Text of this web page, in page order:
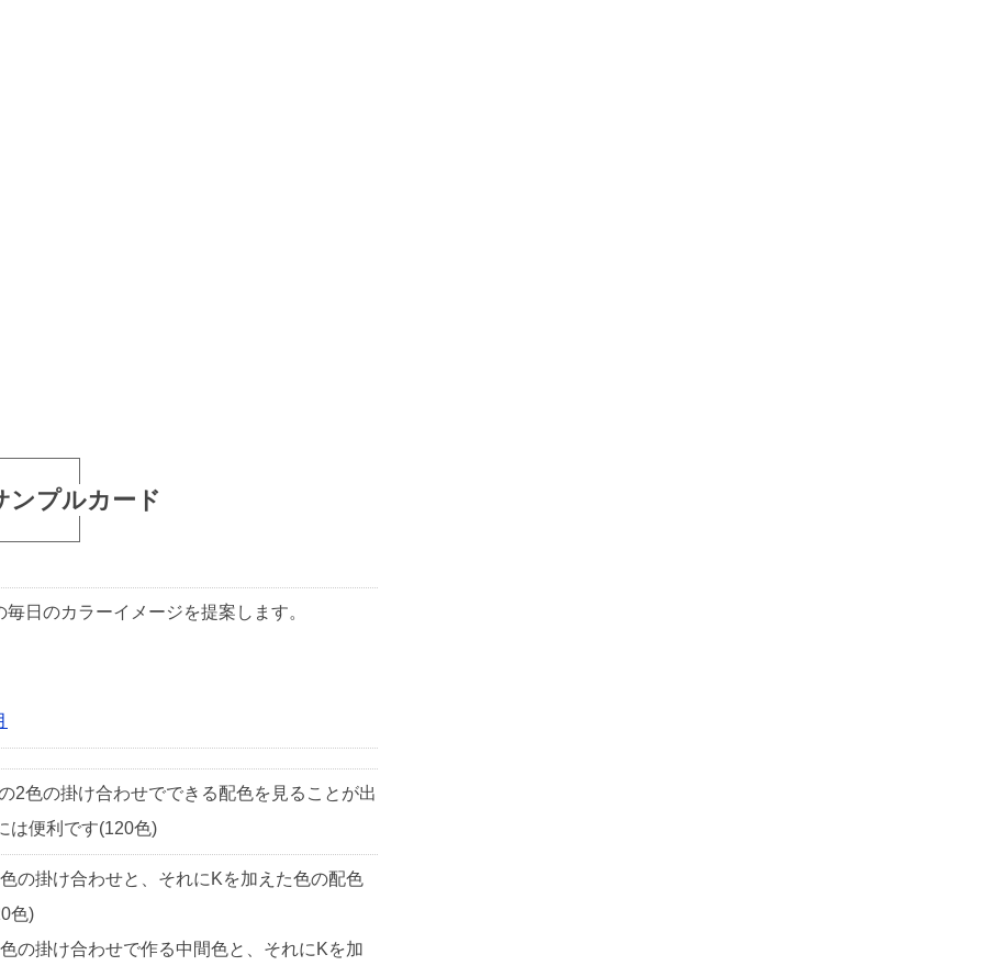
ンプルカード
毎日のカラーイメージを提案します。
2色の掛け合わせでできる配色を見ることが出
は便利です(120色)
色の掛け合わせと、それにKを加えた色の配色
色)
色の掛け合わせで作る中間色と、それにKを加